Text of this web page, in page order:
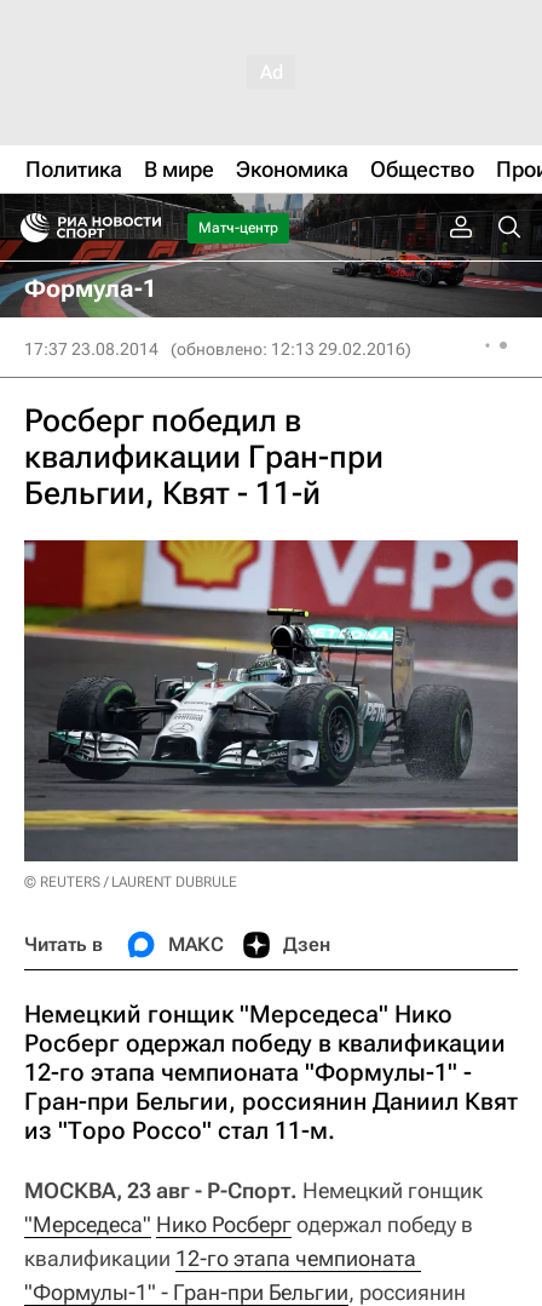
Политика В мире Экономика Общество
Матч-центр
Формула-1
17:37 23.08.2014 (обновлено: 12:13 29.02.2016)
Росберг победил в
квалификации Гран-при
Бельгии, Квят - 11-й
© REUTERS / LAURENT DUBRULE
Читать в МАКС Дзен
Немецкий гонщик "Мерседеса" Нико
Росберг одержал победу в квалификации
12-го этапа чемпионата "Формулы-1" -
Гран-при Бельгии, россиянин Даниил Квят
из "Торо Россо" стал 11-м.
МОСКВА, 23 авг - Р-Спорт. Немецкий гонщик
"Мерседеса" Нико Росбергодержал победу в
квалификации 12-го этапа чемпионата
"Формулы-1" - Гран-при Бельгии, россиянин